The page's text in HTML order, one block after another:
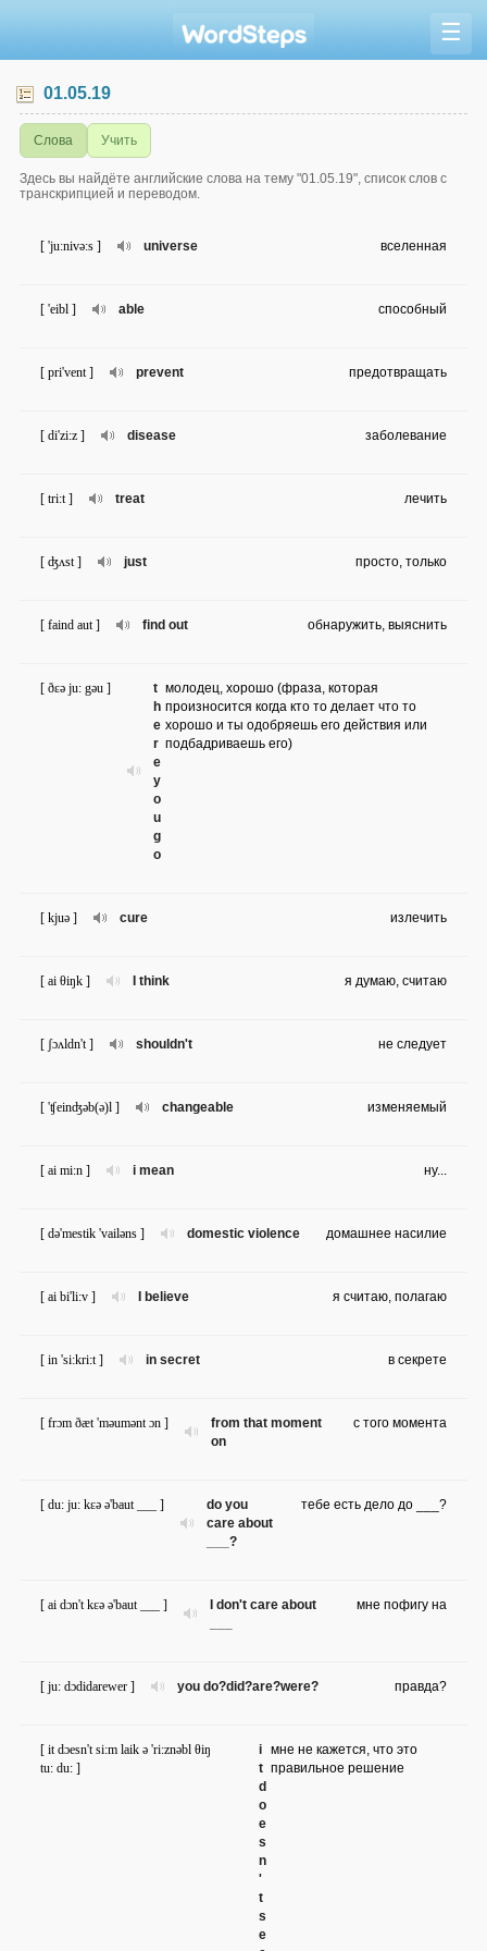
☰
01.05.19
Слова Учить
Здесь вы найдёте английские слова на тему "01.05.19", список слов с
транскрипцией и переводом.
universe
[ 'ju:nivə:s ] вселенная
able
[ 'eibl ] способный
prevent
[ pri'vent ] предотвращать
disease
[ di'zi:z ] заболевание
treat
[ tri:t ] лечить
just
[ ʤʌst ] просто, только
find out
[ faind aut ] обнаружить, выяснить
t
h
e
r
e
y
o
u
g
o
[ ðɛə ju: gəu ]
молодец, хорошо (фраза, которая
произносится когда кто то делает что то
хорошо и ты одобряешь его действия или
подбадриваешь его)
cure
[ kjuə ] излечить
I think
[ ai θiŋk ] я думаю, считаю
shouldn't
[ ʃɔʌldn't ] не следует
changeable
[ 'ʧeinʤəb(ə)l ] изменяемый
i mean
[ ai mi:n ] ну...
domestic violence
[ də'mestik 'vailəns ] домашнее насилие
I believe
[ ai bi'li:v ] я считаю, полагаю
in secret
[ in 'si:kri:t ] в секрете
from that moment
on
[ frɔm ðæt 'məumənt ɔn ] с того момента
do you
care about
___?
[ du: ju: kɛə ə'baut ___ ] тебе есть дело до ___?
I don't care about
[ ai dɔn't kɛə ə'baut ___ ] мне пофигу на
you do?did?are?were?
[ ju: dɔdidarewer ] правда?
i
t
d
o
e
s
n
'
t
s
e
[ it dɔesn't si:m laik ə 'ri:znəbl θiŋ
tu: du: ]
мне не кажется, что это
правильное решение